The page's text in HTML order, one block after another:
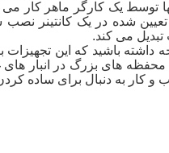
شده در یک کانتینر
داشته باشید که این
محفظه های بزرگ در انبار
و کار به دنبال برای ساده